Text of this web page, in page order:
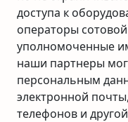
доступа к
операторы
уполномоченные
наши партнеры
персональным
электронной
телефонов и